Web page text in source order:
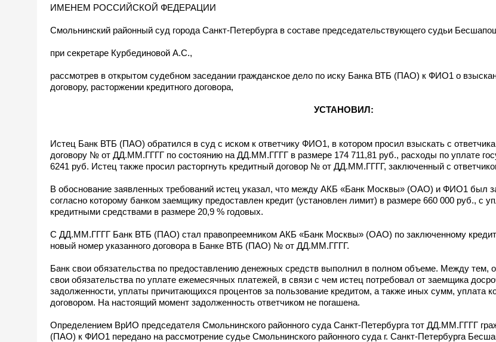
ИМЕНЕМ РОССИЙСКОЙ ФЕДЕРАЦИИ
Смольнинский районный суд города Санкт-Петербурга в составе председательствующего судьи
при секретаре Курбединовой А.С.,
рассмотрев в открытом судебном заседании гражданское дело по иску Банка ВТБ (ПАО) к ФИО1 о
договору, расторжении кредитного договора,
УСТАНОВИЛ:
Истец Банк ВТБ (ПАО) обратился в суд с иском к ответчику ФИО1, в котором просил взыскать с
договору № от ДД.ММ.ГГГГ по состоянию на ДД.ММ.ГГГГ в размере 174 711,81 руб., расходы по уплате
6241 руб. Истец также просил расторгнуть кредитный договор № от ДД.ММ.ГГГГ, заключенный с
В обоснование заявленных требований истец указал, что между АКБ «Банк Москвы» (ОАО) и ФИО1 был
согласно которому банком заемщику предоставлен кредит (установлен лимит) в размере 660 000 руб., с
кредитными средствами в размере 20,9 % годовых.
С ДД.ММ.ГГГГ Банк ВТБ (ПАО) стал правопреемником АКБ «Банк Москвы» (ОАО) по заключенному
новый номер указанного договора в Банке ВТБ (ПАО) № от ДД.ММ.ГГГГ.
Банк свои обязательства по предоставлению денежных средств выполнил в полном объеме. Между тем,
свои обязательства по уплате ежемесячных платежей, в связи с чем истец потребовал от заемщика
задолженности, уплаты причитающихся процентов за пользование кредитом, а также иных сумм, уплата
договором. На настоящий момент задолженность ответчиком не погашена.
Определением ВрИО председателя Смольнинского районного суда Санкт-Петербурга тот ДД.ММ.ГГГГ
(ПАО) к ФИО1 передано на рассмотрение судье Смольнинского районного суда г. Санкт-Петербурга